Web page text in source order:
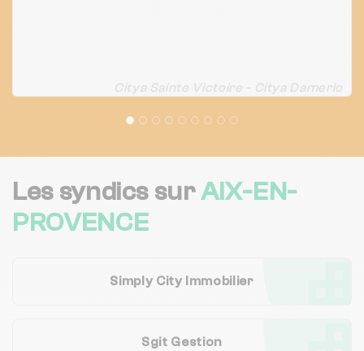
Citya Sainte Victoire - Citya Damerio
Les syndics surAIX-EN-
PROVENCE
Simply City Immobilier
Sgit Gestion